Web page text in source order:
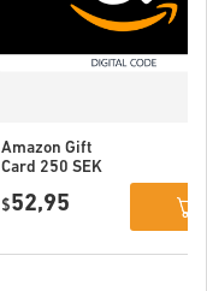
Amazon Gift
Card 250 SEK
$52,95